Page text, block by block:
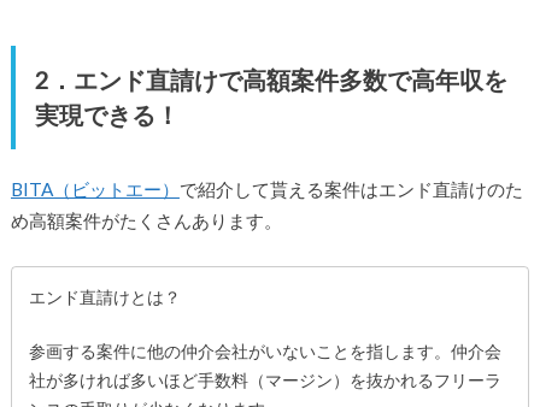
2．エンド直請けで高額案件多数で高年収を
実現できる！
BITA（ビットエー） で紹介して貰える案件はエンド直請けのた
め高額案件がたくさんあります。
エンド直請けとは？
参画する案件に他の仲介会社がいないことを指します。仲介会
社が多ければ多いほど手数料（マージン）を抜かれるフリーラ